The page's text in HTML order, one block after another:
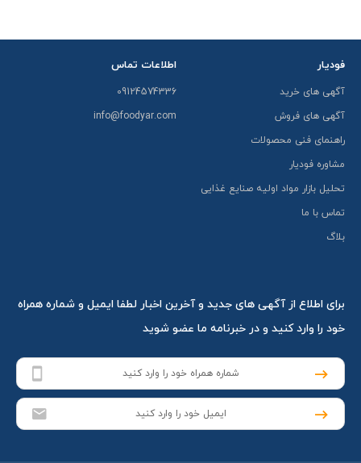
فودیار
آگهی های خرید
آگهی های فروش
راهنمای فنی محصولات
مشاوره فودیار
تحلیل بازار مواد اولیه صنایع غذایی
تماس با ما
بلاگ
اطلاعات تماس
09124574336
info@foodyar.com
برای اطلاع از آگهی های جدید و آخرین اخبار لطفا ایمیل و شماره همراه
خود را وارد کنید و در خبرنامه ما عضو شوید